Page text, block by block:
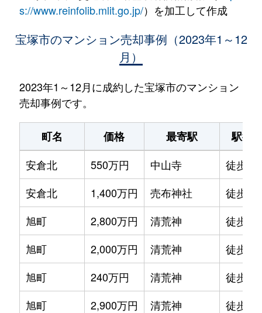
s://www.reinfolib.mlit.go.jp/）を加工して作成
宝塚市のマンション売却事例（2023年1～12
月）
2023年1～12月に成約した宝塚市のマンション
売却事例です。
町名 価格 最寄駅
駅徒
安倉北
550万円 中山寺
徒歩19
安倉北
1,400万円 売布神社
徒歩20
旭町
2,800万円 清荒神
徒歩6
旭町
2,000万円 清荒神
徒歩6
旭町
240万円 清荒神
徒歩7
旭町
2,900万円 清荒神
徒歩6